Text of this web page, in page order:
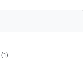
(1)